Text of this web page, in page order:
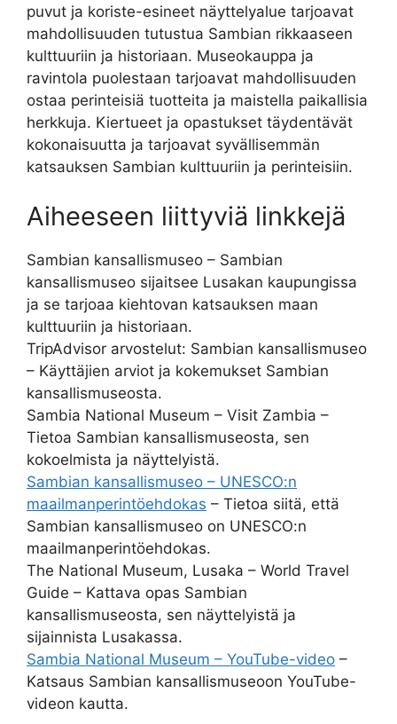
puvut ja koriste-esineet näyttelyalue tarjoavat
mahdollisuuden tutustua Sambian rikkaaseen
kulttuuriin ja historiaan. Museokauppa ja
ravintola puolestaan tarjoavat mahdollisuuden
ostaa perinteisiä tuotteita ja maistella paikallisia
herkkuja. Kiertueet ja opastukset täydentävät
kokonaisuutta ja tarjoavat syvällisemmän
katsauksen Sambian kulttuuriin ja perinteisiin.
Aiheeseen liittyviä linkkejä
Sambian kansallismuseo – Sambian
kansallismuseo sijaitsee Lusakan kaupungissa
ja se tarjoaa kiehtovan katsauksen maan
kulttuuriin ja historiaan.
TripAdvisor arvostelut: Sambian kansallismuseo
– Käyttäjien arviot ja kokemukset Sambian
kansallismuseosta.
Sambia National Museum – Visit Zambia –
Tietoa Sambian kansallismuseosta, sen
kokoelmista ja näyttelyistä.
Sambian kansallismuseo – UNESCO:n
maailmanperintöehdokas – Tietoa siitä, että
Sambian kansallismuseo on UNESCO:n
maailmanperintöehdokas.
The National Museum, Lusaka – World Travel
Guide – Kattava opas Sambian
kansallismuseosta, sen näyttelyistä ja
sijainnista Lusakassa.
Sambia National Museum – YouTube-video –
Katsaus Sambian kansallismuseoon YouTube-
videon kautta.